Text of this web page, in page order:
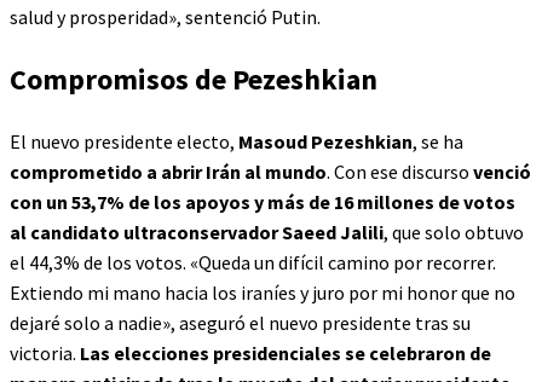
salud y prosperidad», sentenció Putin.
Compromisos de Pezeshkian
El nuevo presidente electo, Masoud Pezeshkian, se ha
comprometido a abrir Irán al mundo. Con ese discurso venció
con un 53,7% de los apoyos y más de 16 millones de votos
al candidato ultraconservador Saeed Jalili, que solo obtuvo
el 44,3% de los votos. «Queda un difícil camino por recorrer.
Extiendo mi mano hacia los iraníes y juro por mi honor que no
dejaré solo a nadie», aseguró el nuevo presidente tras su
victoria. Las elecciones presidenciales se celebraron de